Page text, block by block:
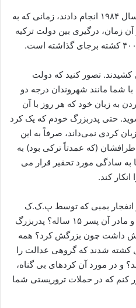
آنها اولین حمله زرهی خود را در سال ۱۹۸۴ انجام دادند، زمانی که به
زمان، درگیری بین دولت ترکیه
کشیدند. تصور کنید که دولت
شما مانند شهروندان درجه دو
به زبان خود که هر روز با آن
حتی پدربزرگ خودم که یک کرد
کردی نمی‌داند، صرفاً به این
(که عمدتاً ترکی بود) به
سادگی مورد تحقیر قرار می
کند.
۳ ساله که در انفجار بمبی که توسط پ.ک.ک
منفجر شد، چه گناهی کرد. یا پدر و مادر آن پسر ۱۵ ساله؟ پدربزرگ
داشت چون بزرگش کرد؟ همه
کشته شدند که گروهی عدالت را
و در مورد آن کردهای بی گناه،
کنم که در حملات تروریستی شما